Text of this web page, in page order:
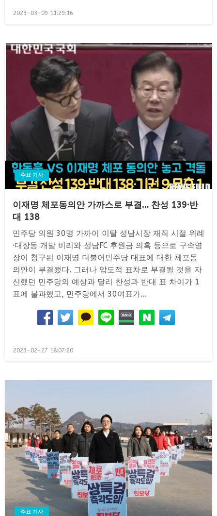
Posted
2023-03-09 11:29:16
주요 기사
이재명 체포동의안 가까스로 부결… 찬성 139·반
대 138
민주당 의원 30명 가까이 이탈 성남시장 재직 시절 위례
·대장동 개발 비리와 성남FC 후원금 의혹 등으로 구속영
장이 청구된 이재명 더불어민주당 대표에 대한 체포동
의안이 부결됐다. 그러나 압도적 표차로 부결될 것을 자
신했던 민주당의 예상과 달리 찬성과 반대 표 차이가 1
표에 불과했고, 민주당에서 30여표가…
Posted
2023-02-27 18:07:20
주요 기사